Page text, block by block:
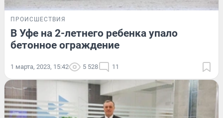
ПРОИСШЕСТВИЯ
В Уфе на 2-летнего ребенка упало
бетонное ограждение
1 марта, 2023, 15:42 5 528 11